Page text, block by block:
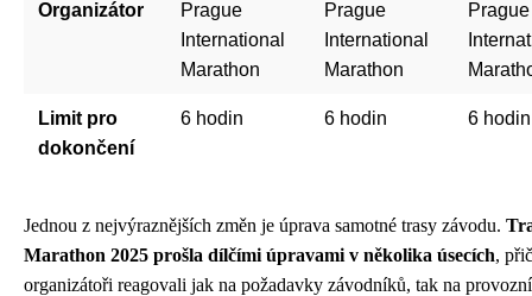
Organizátor
Prague
International
Marathon
Prague
International
Marathon
Prague
Limit pro
dokončení
6 hodin 6 hodin 6 hodin
Jednou z nejvýraznějších změn je úprava samotné trasy závodu.
Marathon 2025 prošla dílčími úpravami v několika úsecích,
organizátoři reagovali jak na požadavky závodníků, tak na